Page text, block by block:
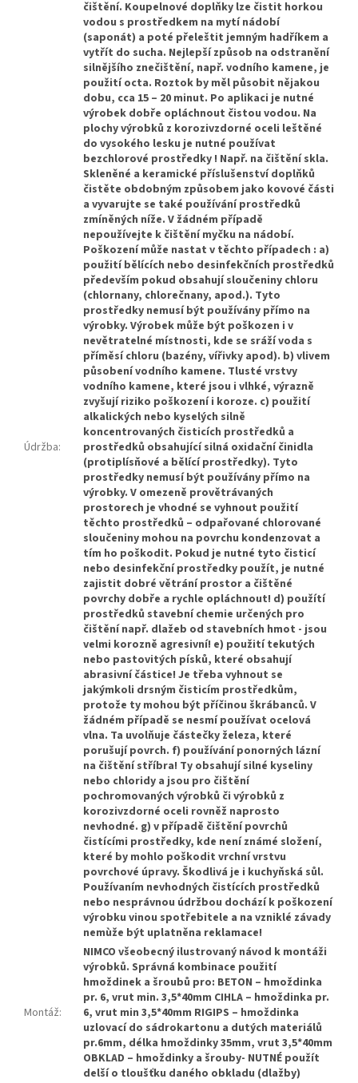
Údržba:
čištění. Koupelnové doplňky lze čistit horkou
vodou s prostředkem na mytí nádobí
(saponát) a poté přeleštit jemným hadříkem a
vytřít do sucha. Nejlepší způsob na odstranění
silnějšího znečištění, např. vodního kamene, je
použití octa. Roztok by měl působit nějakou
dobu, cca 15 – 20 minut. Po aplikaci je nutné
výrobek dobře opláchnout čistou vodou. Na
plochy výrobků z korozivzdorné oceli leštěné
do vysokého lesku je nutné používat
bezchlorové prostředky ! Např. na čištění skla.
Skleněné a keramické příslušenství doplňků
čistěte obdobným způsobem jako kovové části
a vyvarujte se také používání prostředků
zmíněných níže. V žádném případě
nepoužívejte k čištění myčku na nádobí.
Poškození může nastat v těchto případech : a)
použití bělících nebo desinfekčních prostředků
především pokud obsahují sloučeniny chloru
(chlornany, chlorečnany, apod.). Tyto
prostředky nemusí být používány přímo na
výrobky. Výrobek může být poškozen i v
nevětratelné místnosti, kde se sráží voda s
příměsí chloru (bazény, vířivky apod). b) vlivem
působení vodního kamene. Tlusté vrstvy
vodního kamene, které jsou i vlhké, výrazně
zvyšují riziko poškození i koroze. c) použití
alkalických nebo kyselých silně
koncentrovaných čisticích prostředků a
prostředků obsahující silná oxidační činidla
(protiplísňové a bělící prostředky). Tyto
prostředky nemusí být používány přímo na
výrobky. V omezeně provětrávaných
prostorech je vhodné se vyhnout použití
těchto prostředků – odpařované chlorované
sloučeniny mohou na povrchu kondenzovat a
tím ho poškodit. Pokud je nutné tyto čisticí
nebo desinfekční prostředky použít, je nutné
zajistit dobré větrání prostor a čištěné
povrchy dobře a rychle opláchnout! d) použítí
prostředků stavební chemie určených pro
čištění např. dlažeb od stavebních hmot - jsou
velmi korozně agresivní! e) použití tekutých
nebo pastovitých písků, které obsahují
abrasivní částice! Je třeba vyhnout se
jakýmkoli drsným čisticím prostředkům,
protože ty mohou být příčinou škrábanců. V
žádném případě se nesmí používat ocelová
vlna. Ta uvolňuje částečky železa, které
porušují povrch. f) používání ponorných lázní
na čištění stříbra! Ty obsahují silné kyseliny
nebo chloridy a jsou pro čištění
pochromovaných výrobků či výrobků z
korozivzdorné oceli rovněž naprosto
nevhodné. g) v případě čištění povrchů
čistícími prostředky, kde není známé složení,
které by mohlo poškodit vrchní vrstvu
povrchové úpravy. Škodlivá je i kuchyňská sůl.
Používaním nevhodných čistících prostředků
nebo nesprávnou údržbou dochází k poškození
výrobku vinou spotřebitele a na vzniklé závady
nemùže být uplatněna reklamace!
Montáž:
NIMCO všeobecný ilustrovaný návod k montáži
výrobků. Správná kombinace použití
hmoždinek a šroubů pro: BETON – hmoždinka
pr. 6, vrut min. 3,5*40mm CIHLA – hmoždinka pr.
6, vrut min 3,5*40mm RIGIPS – hmoždinka
uzlovací do sádrokartonu a dutých materiálů
pr.6mm, délka hmoždinky 35mm, vrut 3,5*40mm
OBKLAD – hmoždinky a šrouby- NUTNÉ použít
delší o tloušťku daného obkladu (dlažby)